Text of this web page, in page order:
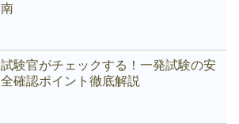
南
試験官がチェックする！一発試験の安
全確認ポイント徹底解説